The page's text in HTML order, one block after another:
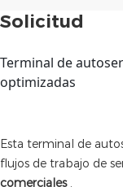
Solicitud
Terminal de
optimizadas
Esta terminal de
flujos de trabajo de
comerciales.